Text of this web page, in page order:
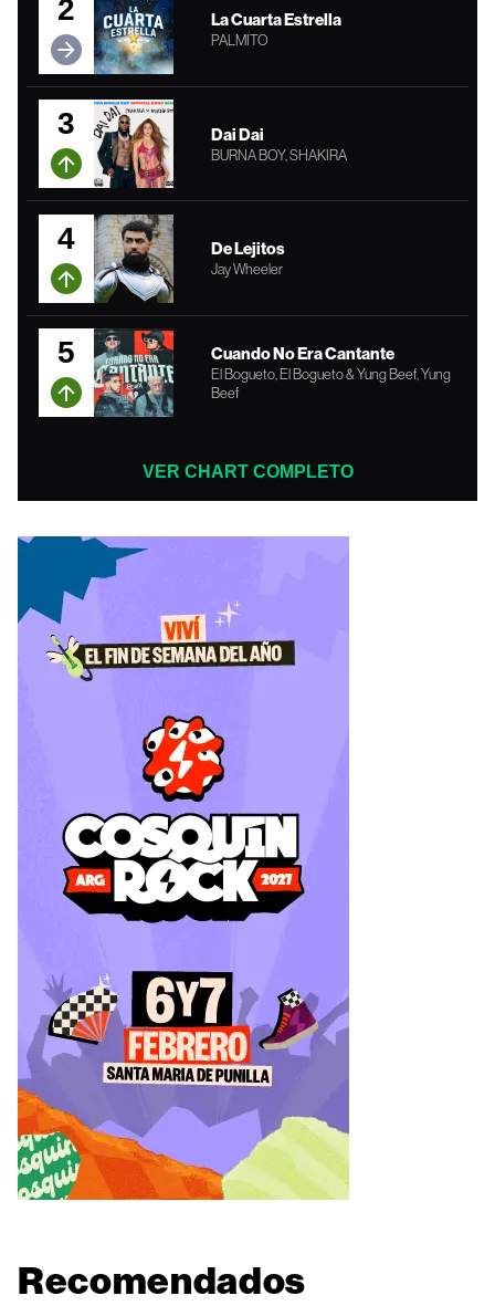
2 La Cuarta Estrella
PALMITO
3 Dai Dai
BURNA BOY, SHAKIRA
4 De Lejitos
Jay Wheeler
5 Cuando No Era Cantante
El Bogueto, El Bogueto & Yung Beef, Yung
Beef
VER CHART COMPLETO
Recomendados